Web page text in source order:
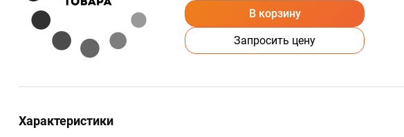
В корзину
Запросить цену
Характеристики